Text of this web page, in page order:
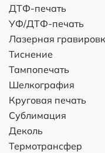
ДТФ-печать
УФ/ДТФ-печать
Лазерная
Тиснение
Тампопечать
Шелкография
Круговая печать
Сублимация
Деколь
Термотрансфер